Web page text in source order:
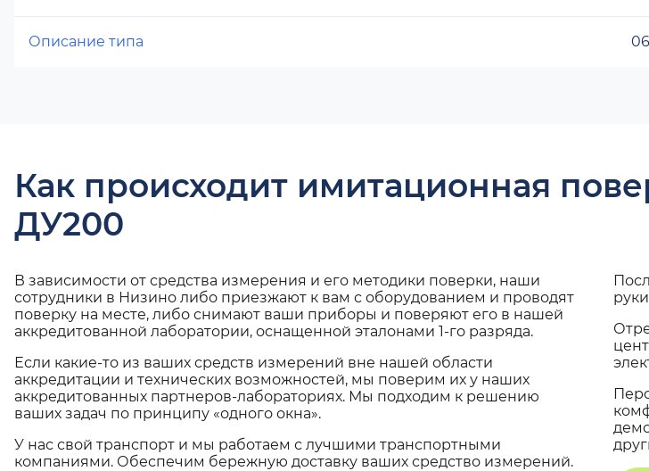
Описание типа
Как происходит имитационная
ДУ200
В зависимости от средства измерения и его методики поверки, наши
сотрудники в Низино либо приезжают к вам с оборудованием и проводят
поверку на месте, либо снимают ваши приборы и поверяют его в нашей
аккредитованной лаборатории, оснащенной эталонами 1-го разряда.
Если какие-то из ваших средств измерений вне нашей области
аккредитации и технических возможностей, мы поверим их у наших
аккредитованных партнеров-лабораториях. Мы подходим к решению
ваших задач по принципу «одного окна».
У нас свой транспорт и мы работаем с лучшими транспортными
компаниями. Обеспечим бережную доставку ваших средство измерений.